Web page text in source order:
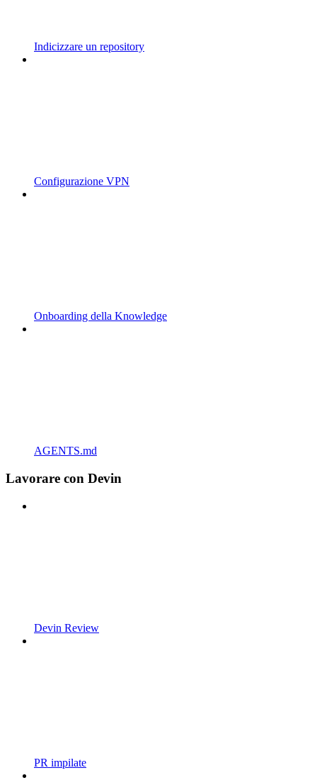
Indicizzare un repository
Configurazione VPN
Onboarding della Knowledge
AGENTS.md
Lavorare con Devin
Devin Review
PR impilate